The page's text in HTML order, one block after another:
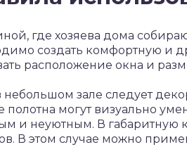
где хозяева дома
создать комфортную и
расположение окна и
зале следует
полотна могут визуально
и неуютным. В габаритную
В этом случае можно